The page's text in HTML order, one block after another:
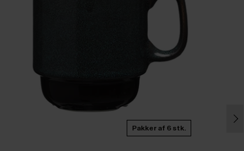
Pakker af 6 stk.